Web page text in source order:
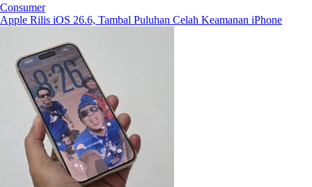
Consumer
Apple Rilis iOS 26.6, Tambal Puluhan Celah Keamanan iPhone